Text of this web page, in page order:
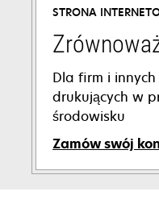
new
tab
STRONA
Dla firm i
drukujących w
środowisku
Zamów swój
opens